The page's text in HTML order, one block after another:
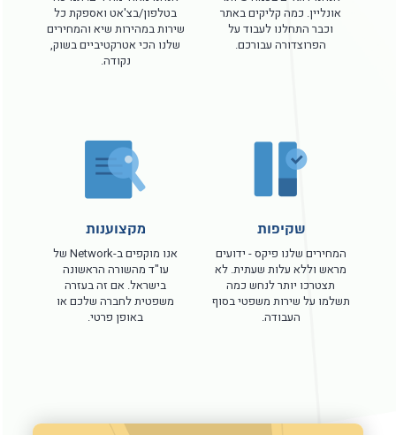
אונליין. כמה קליקים באתר
וכבר התחלנו לעבוד על
הפרוצדורה עבורכם.
בטלפון/בצ'אט ואספקת כל
שירות במהירות שיא והמחירים
שלנו הכי אטרקטיביים בשוק,
נקודה.
שקיפות
המחירים שלנו פיקס - ידועים
מראש וללא עלות שעתית. לא
תצטרכו יותר לנחש כמה
תשלמו על שירות משפטי בסוף
העבודה.
מקצוענות
אנו מוקפים ב-Network של
עו"ד מהשורה הראשונה
בישראל. אם זה בעזרה
משפטית לחברה שלכם או
באופן פרטי.